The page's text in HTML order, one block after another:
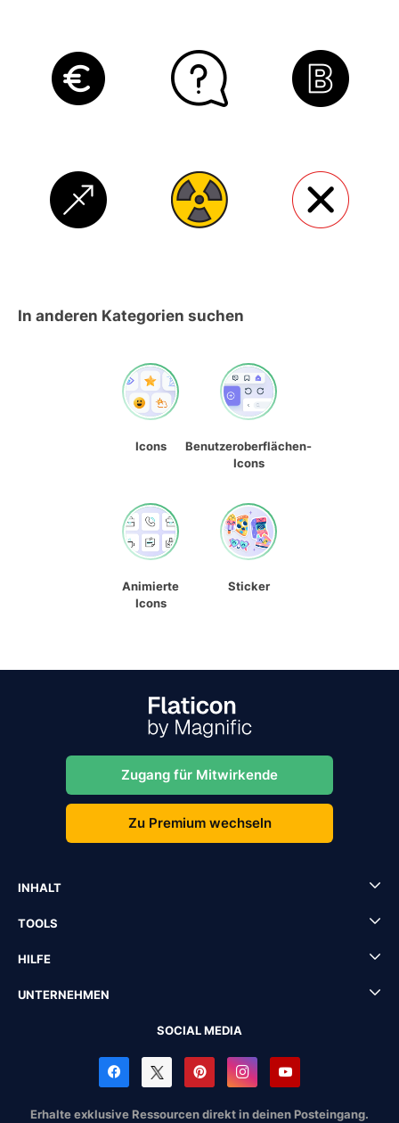
In anderen Kategorien suchen
Icons
Benutzeroberflächen-
Icons
Animierte
Icons
Sticker
Zugang für Mitwirkende
Zu Premium wechseln
INHALT
TOOLS
HILFE
UNTERNEHMEN
SOCIAL MEDIA
Erhalte exklusive Ressourcen direkt in deinen Posteingang.